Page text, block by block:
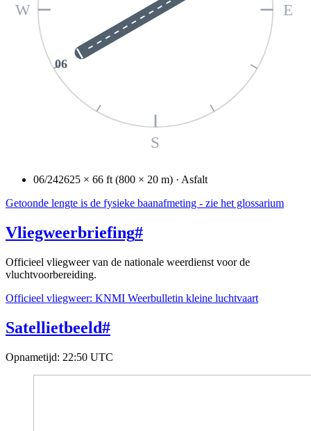
E
S
W
06
06/242625 × 66 ft (800 × 20 m) · Asfalt
Getoonde lengte is de fysieke baanafmeting - zie het glossarium
Vliegweerbriefing#
Officieel vliegweer van de nationale weerdienst voor de
vluchtvoorbereiding.
Officieel vliegweer: KNMI Weerbulletin kleine luchtvaart
Satellietbeeld#
Opnametijd: 22:50 UTC